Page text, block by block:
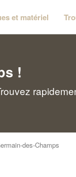
et matériel
!
des-Champs